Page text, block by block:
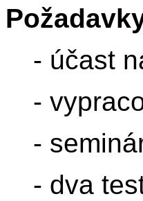
- účast
-
-
- dva